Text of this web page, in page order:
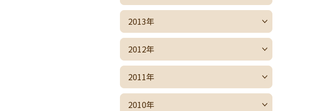
2013年
2012年
2011年
2010年